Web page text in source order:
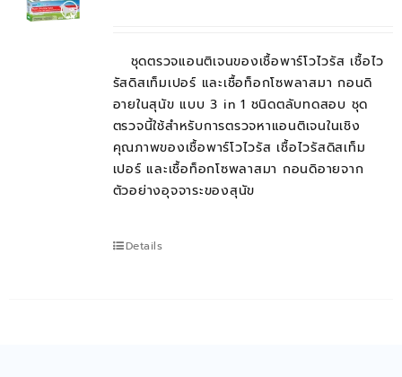
ชุดตรวจแอนติเจนของเชื้อพาร์โวไวรัส เชื้อไว
รัสดิสเท็มเปอร์ และเชื้อท็อกโซพลาสมา กอนดิ
อายในสุนัข แบบ 3 in 1 ชนิดตลับทดสอบ ชุด
ตรวจนี้ใช้สำหรับการตรวจหาแอนติเจนในเชิง
คุณภาพของเชื้อพาร์โวไวรัส เชื้อไวรัสดิสเท็ม
เปอร์ และเชื้อท็อกโซพลาสมา กอนดิอายจาก
ตัวอย่างอุจจาระของสุนัข
Details